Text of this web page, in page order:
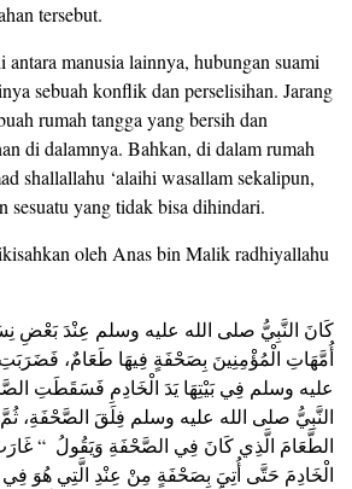
tersebut.
manusia lainnya, hubungan suami
sebuah konflik dan perselisihan. Jarang
rumah tangga yang bersih dan
di dalamnya. Bahkan, di dalam rumah
shallallahu ‘alaihi wasallam sekalipun,
sesuatu yang tidak bisa dihindari.
oleh Anas bin Malik radhiyallahu
كَانَ النَّبِيُّ صلى الله عليه وسلم عِنْدَ بَعْضِ
أُمَّهَاتِ الْمُؤْمِنِينَ بِصَحْفَةٍ فِيهَا طَعَامٌ، فَضَرَبَتِ
عليه وسلم فِي بَيْتِهَا يَدَ الْخَادِمِ فَسَقَطَتِ
النَّبِيُّ صلى الله عليه وسلم فِلَقَ الصَّحْفَةِ،
الطَّعَامَ الَّذِي كَانَ فِي الصَّحْفَةِ وَيَقُولُ ‏ “‏
الْخَادِمَ حَتَّى أُتِيَ بِصَحْفَةٍ مِنْ عِنْدِ الَّتِي هُوَ فِي